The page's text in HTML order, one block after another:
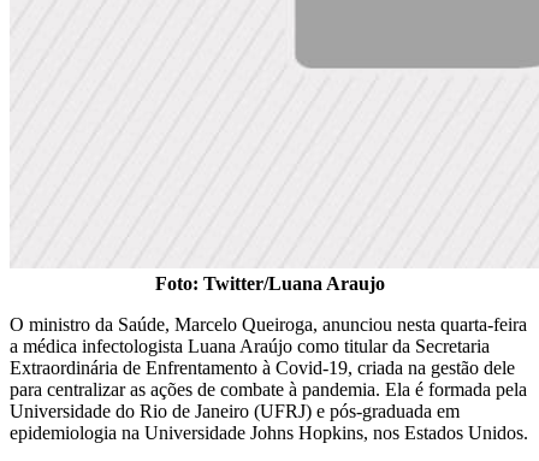
Foto: Twitter/Luana Araujo
O ministro da Saúde, Marcelo Queiroga, anunciou nesta quarta-feira
a médica infectologista Luana Araújo como titular da Secretaria
Extraordinária de Enfrentamento à Covid-19, criada na gestão dele
para centralizar as ações de combate à pandemia. Ela é formada pela
Universidade do Rio de Janeiro (UFRJ) e pós-graduada em
epidemiologia na Universidade Johns Hopkins, nos Estados Unidos.